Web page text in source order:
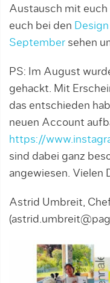
Austausch mit euch
euch bei den
September sehen
PS: Im August
gehackt. Mit
das entschieden
neuen Account
https://
sind dabei ganz
angewiesen. Vielen
Astrid Umbreit,